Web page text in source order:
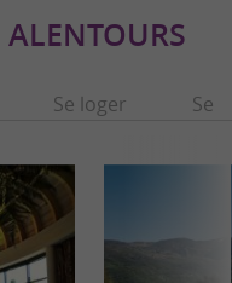
Se loger Se